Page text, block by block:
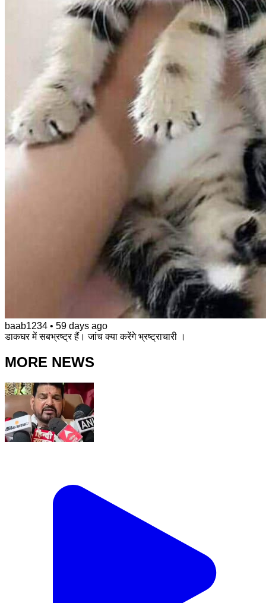
baab1234 • 59 days ago
डाकघर में सबभ्रष्ट्र हैं। जांच क्या करेंगे भ्रष्ट्राचारी ।
MORE NEWS